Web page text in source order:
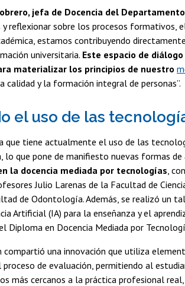
jefa de Docencia del
y reflexionar sobre los procesos formativos,
estamos contribuyendo
universitaria. Este espacio de
materializar los principios de nuestro
calidad y la formación integral de personas”.
el uso de las
que tiene actualmente el uso de las
que pone de manifiesto nuevas formas de
la docencia mediada por tecnologías ,
Julio Larenas de la Facultad de
de Odontología. Además, se realizó un
Artificial (IA) para la enseñanza y el
Diploma en Docencia Mediada por
compartió una innovación que utiliza
de evaluación, permitiendo al
más cercanos a la práctica profesional real,